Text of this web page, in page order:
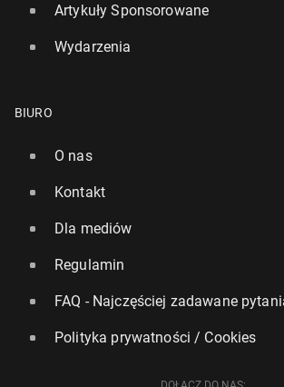
Artykuły Sponsorowane
Wydarzenia
BIURO
O nas
Kontakt
Dla mediów
Regulamin
FAQ - Najczęściej zadawane
Polityka prywatności / Cookies